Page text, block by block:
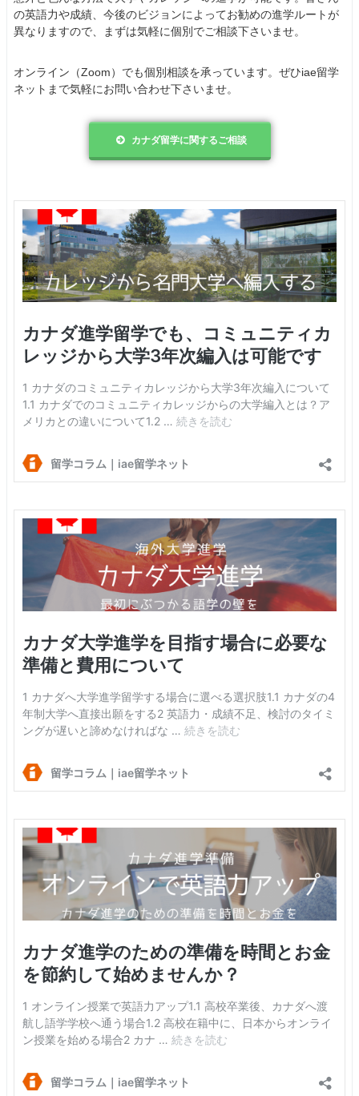
の英語力や成績、今後のビジョンによってお勧めの進学ルートが
異なりますので、まずは気軽に個別でご相談下さいませ。
オンライン（Zoom）でも個別相談を承っています。ぜひiae留学
ネットまで気軽にお問い合わせ下さいませ。
カナダ留学に関するご相談